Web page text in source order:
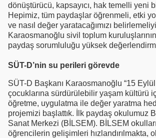
dönüştürücü, kapsayıcı, hak temelli yeni
Hepimiz, tüm paydaşlar öğrenmeli, etki
ve nasıl değer yaratacağımızı
Karaosmanoğlu sivil toplum
paydaş sorumluluğu yüksek
SÜT-D’nin su perileri görevde
SÜT-D Başkanı Karaosmanoğlu “15 Eylül
çocuklarına sürdürülebilir yaşam kültürü
öğretme, uygulatma ile değer yaratma
projemizi başlattık. İlk paydaş okulumuz
Sanat Merkezi (BİLSEM). BİLSEM
öğrencilerin gelişimleri hızlandırılmakta,